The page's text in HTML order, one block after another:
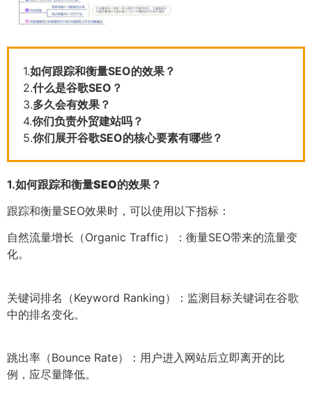
1.如何跟踪和衡量SEO的效果？
2.什么是谷歌SEO？
3.多久会有效果？
4.你们负责外贸建站吗？
5.你们展开谷歌SEO的核心要素有哪些？
1.如何跟踪和衡量SEO的效果？
跟踪和衡量SEO效果时，可以使用以下指标：
自然流量增长（Organic Traffic）：衡量SEO带来的流量变
化。
关键词排名（Keyword Ranking）：监测目标关键词在谷歌
中的排名变化。
跳出率（Bounce Rate）：用户进入网站后立即离开的比
例，应尽量降低。